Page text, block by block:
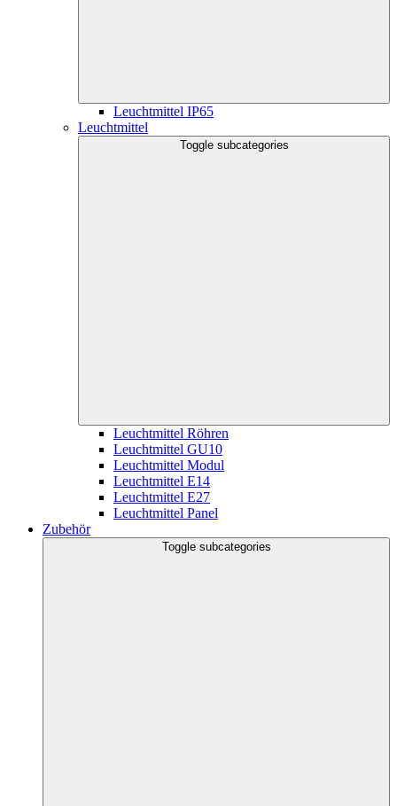
Leuchtmittel IP65
Leuchtmittel
Toggle subcategories
Leuchtmittel Röhren
Leuchtmittel GU10
Leuchtmittel Modul
Leuchtmittel E14
Leuchtmittel E27
Leuchtmittel Panel
Zubehör
Toggle subcategories